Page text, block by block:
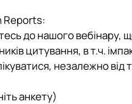
Reports:
до нашого вебінару,
цитування, в т.ч.
незалежно
анкету)